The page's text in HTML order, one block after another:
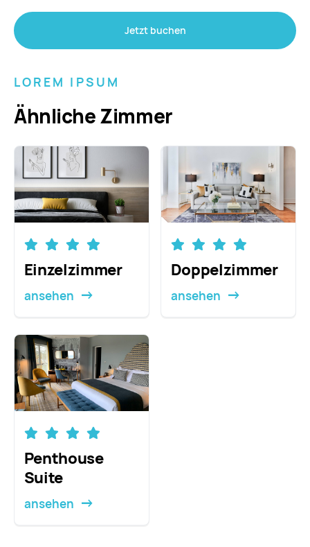
Jetzt buchen
LOREM IPSUM
Ähnliche Zimmer
Einzelzimmer
ansehen
Doppel­zimmer
ansehen
Penthouse
Suite
ansehen